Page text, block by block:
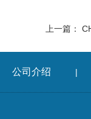
上一篇：
公司介绍 |